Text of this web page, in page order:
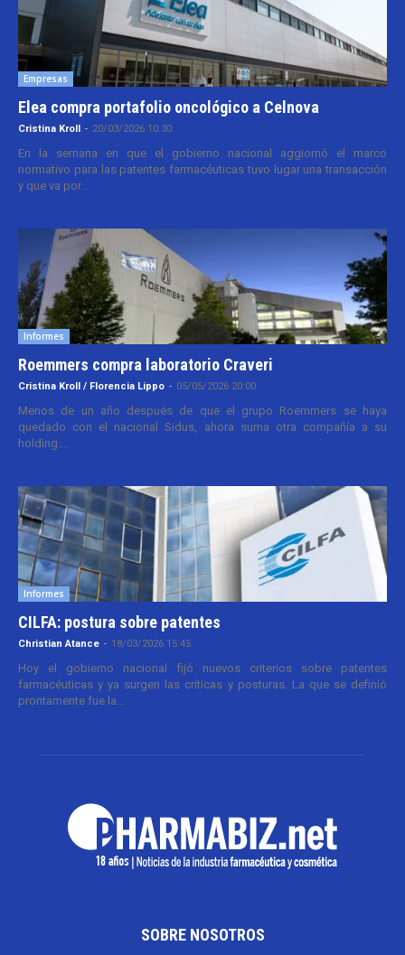
Empresas
Elea compra portafolio oncológico a Celnova
Cristina Kroll - 20/03/2026 10:30
En la semana en que el gobierno nacional aggiornó el marco
normativo para las patentes farmacéuticas tuvo lugar una transacción
y que va por...
Informes
Roemmers compra laboratorio Craveri
Cristina Kroll / Florencia Lippo - 05/05/2026 20:00
Menos de un año después de que el grupo Roemmers se haya
quedado con el nacional Sidus, ahora suma otra compañía a su
holding....
Informes
CILFA: postura sobre patentes
Christian Atance - 18/03/2026 15:45
Hoy el gobierno nacional fijó nuevos criterios sobre patentes
farmacéuticas y ya surgen las críticas y posturas. La que se definió
prontamente fue la...
SOBRE NOSOTROS